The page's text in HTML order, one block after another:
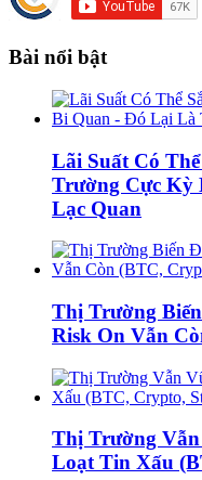
Bài nổi bật
Lãi Suất Có
Trường Cực Kỳ
Lạc Quan
Thị Trường
Risk On Vẫn
Thị Trường
Loạt Tin Xấu